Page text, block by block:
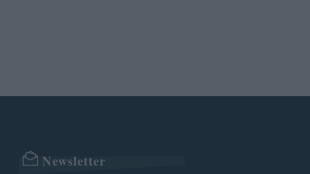
Newsletter